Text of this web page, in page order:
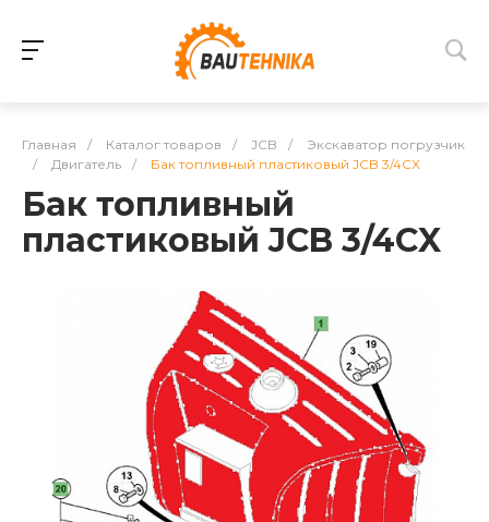
Главная / Каталог товаров / JCB /
Экскаватор погрузчик
/
Двигатель / Бак топливный пластиковый JCB 3/4CX
Бак топливный
пластиковый JCB 3/4CX